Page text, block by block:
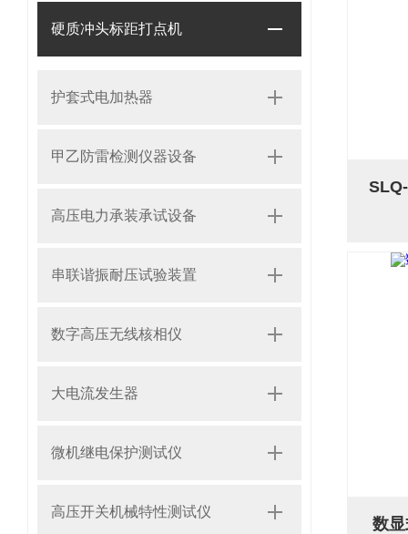
硬质冲头标距打点机
护套式电加热器
甲乙防雷检测仪器设备
高压电力承装承试设备
串联谐振耐压试验装置
数字高压无线核相仪
大电流发生器
微机继电保护测试仪
高压开关机械特性测试仪
数